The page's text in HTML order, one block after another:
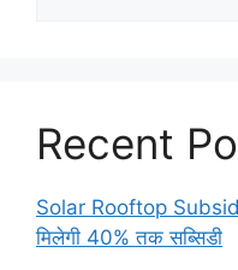
Recent
Solar Rooftop
मिलेगी 40% तक सब्सिडी